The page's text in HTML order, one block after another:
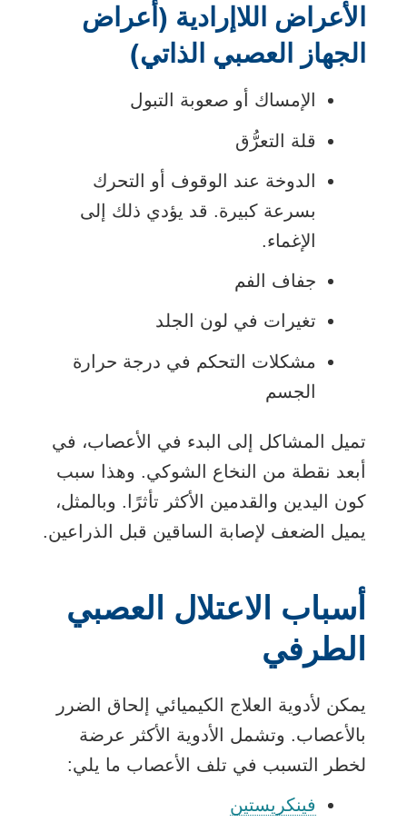
الأعراض اللاإرادية (أعراض
الجهاز العصبي الذاتي)
الإمساك أو صعوبة التبول
قلة التعرُّق
الدوخة عند الوقوف أو التحرك
بسرعة كبيرة. قد يؤدي ذلك إلى
الإغماء.
جفاف الفم
تغيرات في لون الجلد
مشكلات التحكم في درجة حرارة
الجسم
تميل المشاكل إلى البدء في الأعصاب، في
أبعد نقطة من النخاع الشوكي. وهذا سبب
كون اليدين والقدمين الأكثر تأثرًا. وبالمثل،
يميل الضعف لإصابة الساقين قبل الذراعين.
أسباب الاعتلال العصبي
الطرفي
يمكن لأدوية العلاج الكيميائي إلحاق الضرر
بالأعصاب. وتشمل الأدوية الأكثر عرضة
لخطر التسبب في تلف الأعصاب ما يلي:
فينكريستين